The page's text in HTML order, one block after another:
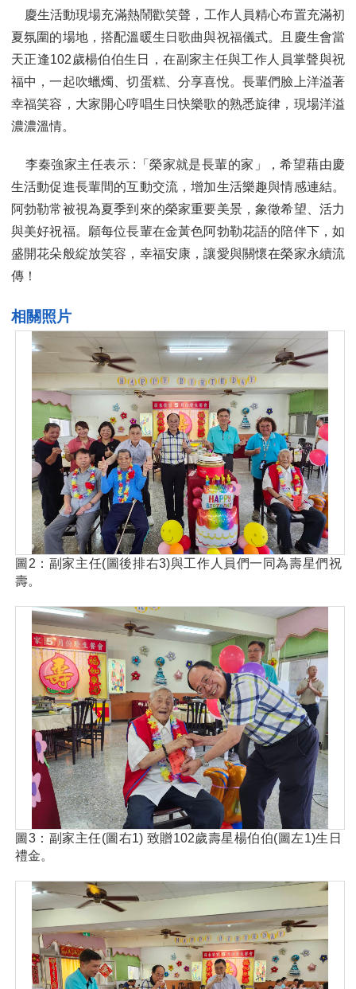
慶生活動現場充滿熱鬧歡笑聲，工作人員精心布置充滿初
夏氛圍的場地，搭配溫暖生日歌曲與祝福儀式。且慶生會當
天正逢102歲楊伯伯生日，在副家主任與工作人員掌聲與祝
福中，一起吹蠟燭、切蛋糕、分享喜悅。長輩們臉上洋溢著
幸福笑容，大家開心哼唱生日快樂歌的熟悉旋律，現場洋溢
濃濃溫情。
李秦強家主任表示 :「榮家就是長輩的家」，希望藉由慶
生活動促進長輩間的互動交流，增加生活樂趣與情感連結。
阿勃勒常被視為夏季到來的榮家重要美景，象徵希望、活力
與美好祝福。願每位長輩在金黃色阿勃勒花語的陪伴下，如
盛開花朵般綻放笑容，幸福安康，讓愛與關懷在榮家永續流
傳！
相關照片
圖2：副家主任(圖後排右3)與工作人員們一同為壽星們祝
壽。
圖3：副家主任(圖右1) 致贈102歲壽星楊伯伯(圖左1)生日
禮金。